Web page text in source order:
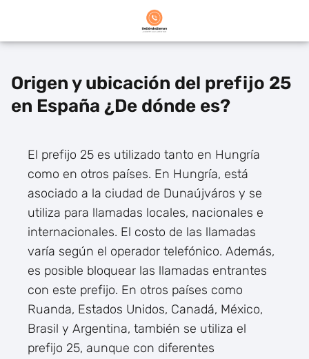
Origen y ubicación del prefijo 25
en España ¿De dónde es?
El prefijo 25 es utilizado tanto en Hungría
como en otros países. En Hungría, está
asociado a la ciudad de Dunaújváros y se
utiliza para llamadas locales, nacionales e
internacionales. El costo de las llamadas
varía según el operador telefónico. Además,
es posible bloquear las llamadas entrantes
con este prefijo. En otros países como
Ruanda, Estados Unidos, Canadá, México,
Brasil y Argentina, también se utiliza el
prefijo 25, aunque con diferentes